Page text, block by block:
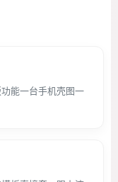
能一台手机壳图一